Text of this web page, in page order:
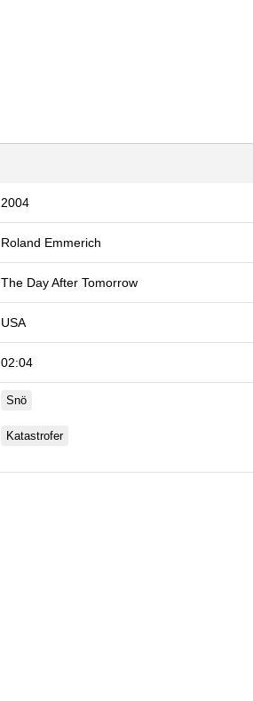
2004
Roland Emmerich
The Day After Tomorrow
USA
02:04
Snö
Katastrofer